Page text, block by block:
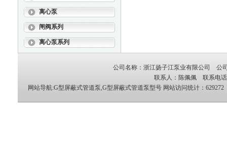
离心泵
闸阀系列
离心泵系列
公司名称：浙江扬子江泵业有限公司 公
联系人：陈佩佩 联系电
网站导航:G型屏蔽式管道泵,G型屏蔽式管道泵型号 网站访问统计：